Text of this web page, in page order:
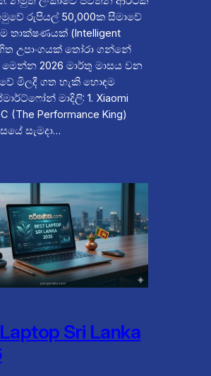
රුපියල් 50,000ක සීමාවේ
තාක්ෂණයක් (Intelligent
උපාංගයක් තෝරා ගන්නේ
2026 මාර්තු මාසය වන
මිලදී ගත හැකි හොඳම
මාදිලි: 1. Xiaomi
(The Performance King)
සැමදා…
Sri Lanka